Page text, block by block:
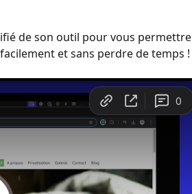
de son outil pour vous permettre
et sans perdre de temps !